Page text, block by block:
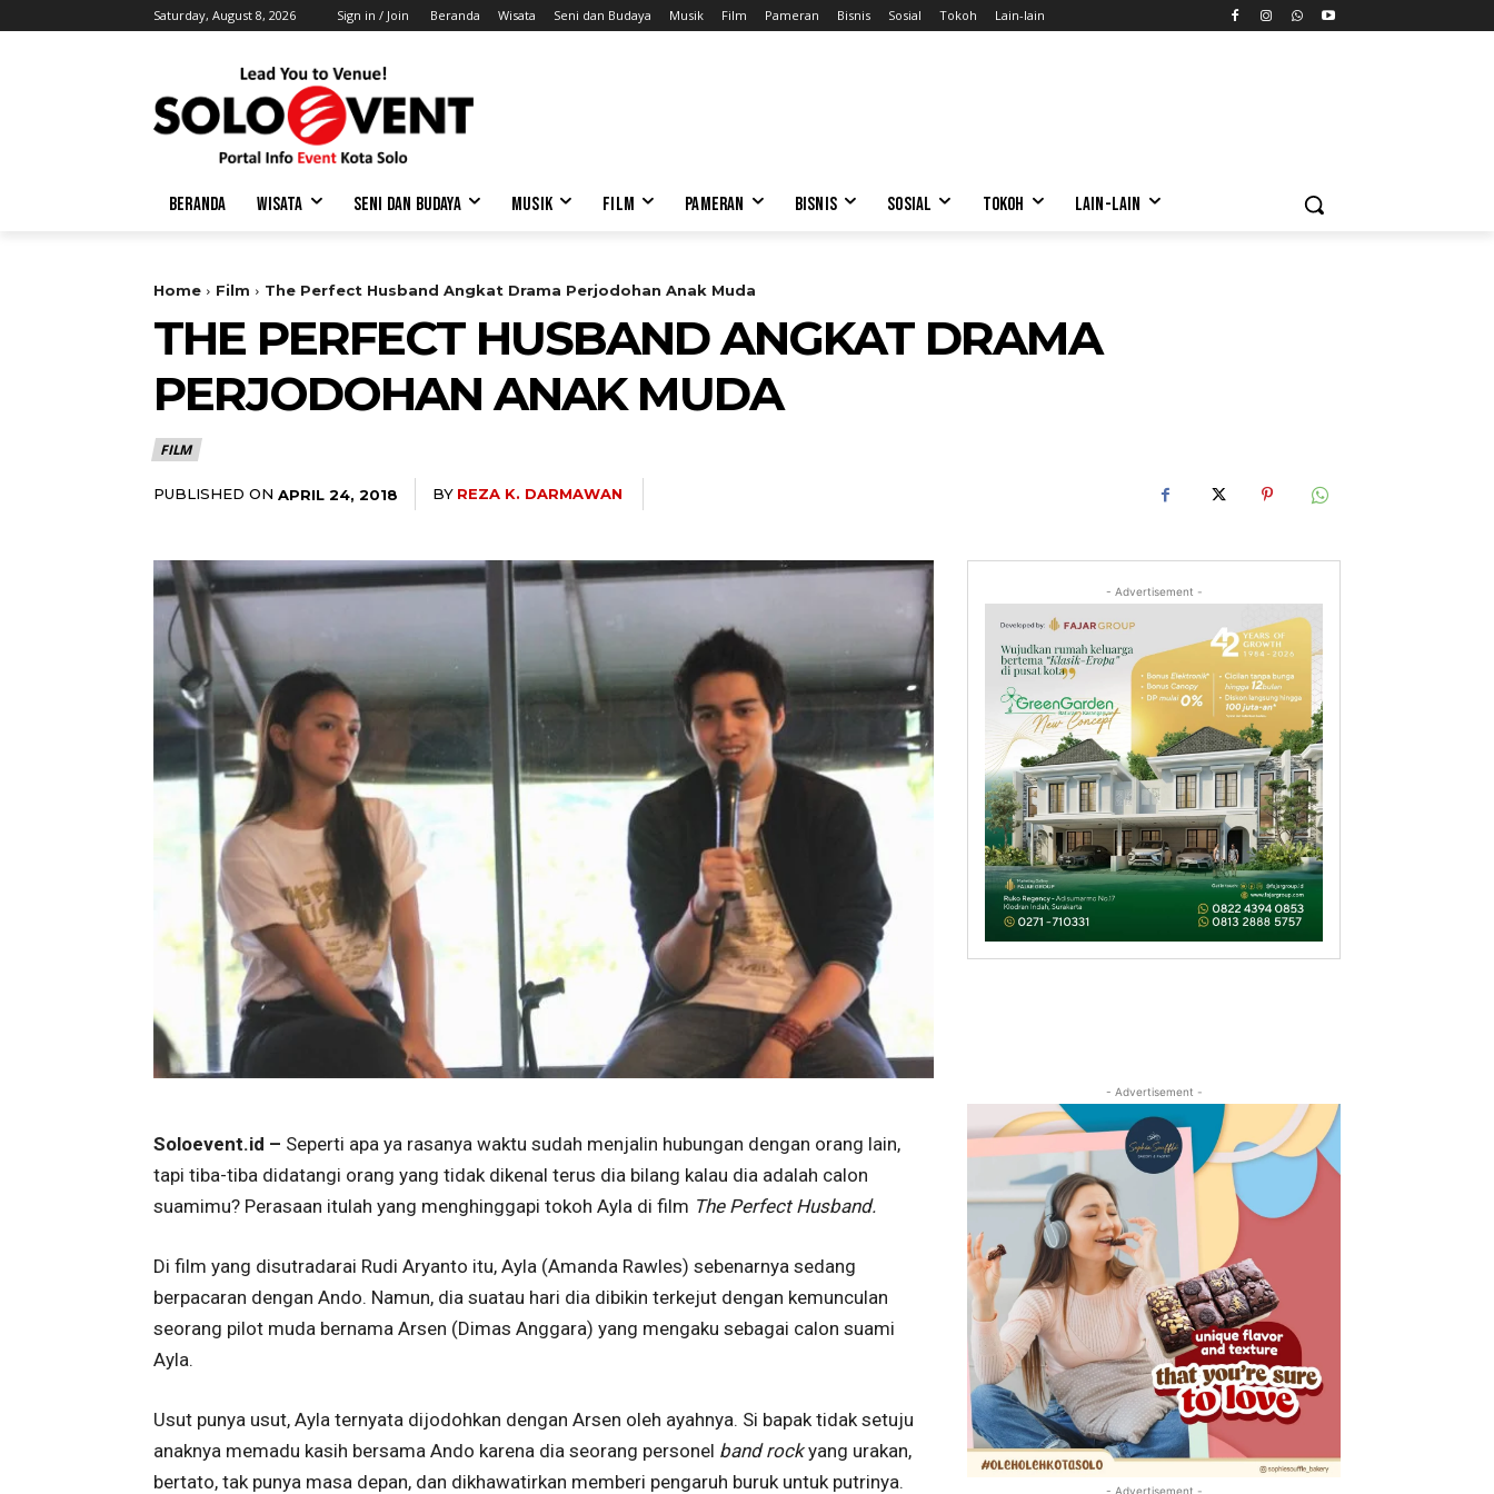
Saturday, August 8, 2026 Sign in / Join Beranda Wisata Seni dan Budaya Musik Film Pameran Bisnis Sosial Tokoh Lain-lain
BERANDA WISATA SENI DAN BUDAYA MUSIK FILM PAMERAN BISNIS SOSIAL TOKOH LAIN-LAIN
Home Film The Perfect Husband Angkat Drama Perjodohan Anak Muda
THE PERFECT HUSBAND ANGKAT DRAMA
PERJODOHAN ANAK MUDA
FILM
PUBLISHED ON APRIL 24, 2018 BY REZA K. DARMAWAN
- Advertisement -
Soloevent.id – Seperti apa ya rasanya waktu sudah menjalin hubungan dengan orang lain,
tapi tiba-tiba didatangi orang yang tidak dikenal terus dia bilang kalau dia adalah calon
suamimu? Perasaan itulah yang menghinggapi tokoh Ayla di film The Perfect Husband.
Di film yang disutradarai Rudi Aryanto itu, Ayla (Amanda Rawles) sebenarnya sedang
berpacaran dengan Ando. Namun, dia suatau hari dia dibikin terkejut dengan kemunculan
seorang pilot muda bernama Arsen (Dimas Anggara) yang mengaku sebagai calon suami
Ayla.
Usut punya usut, Ayla ternyata dijodohkan dengan Arsen oleh ayahnya. Si bapak tidak setuju
anaknya memadu kasih bersama Ando karena dia seorang personel band rockyang urakan,
bertato, tak punya masa depan, dan dikhawatirkan memberi pengaruh buruk untuk putrinya.
- Advertisement -
- Advertisement -